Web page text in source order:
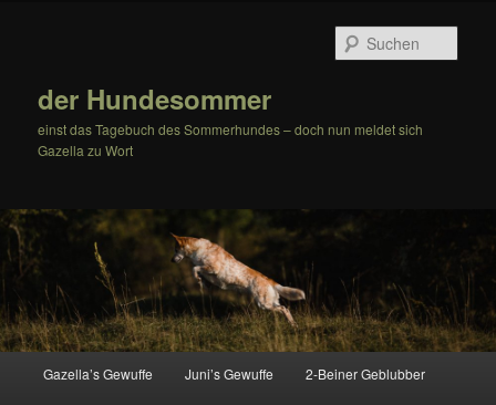
der Hundesommer
einst das Tagebuch des Sommerhundes – doch nun meldet sich
Gazella zu Wort
Gazella’s Gewuffe Juni’s Gewuffe 2-Beiner Geblubber